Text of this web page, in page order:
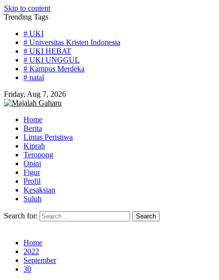
Skip to content
Trending Tags
# UKI
# Universitas Kristen Indonesia
# UKI HEBAT
# UKI UNGGUL
# Kampus Merdeka
# natal
Friday, Aug 7, 2026
Home
Berita
Lintas Peristiwa
Kiprah
Teropong
Opini
Figur
Profil
Kesaksian
Suluh
Search for:
Home
2022
September
30